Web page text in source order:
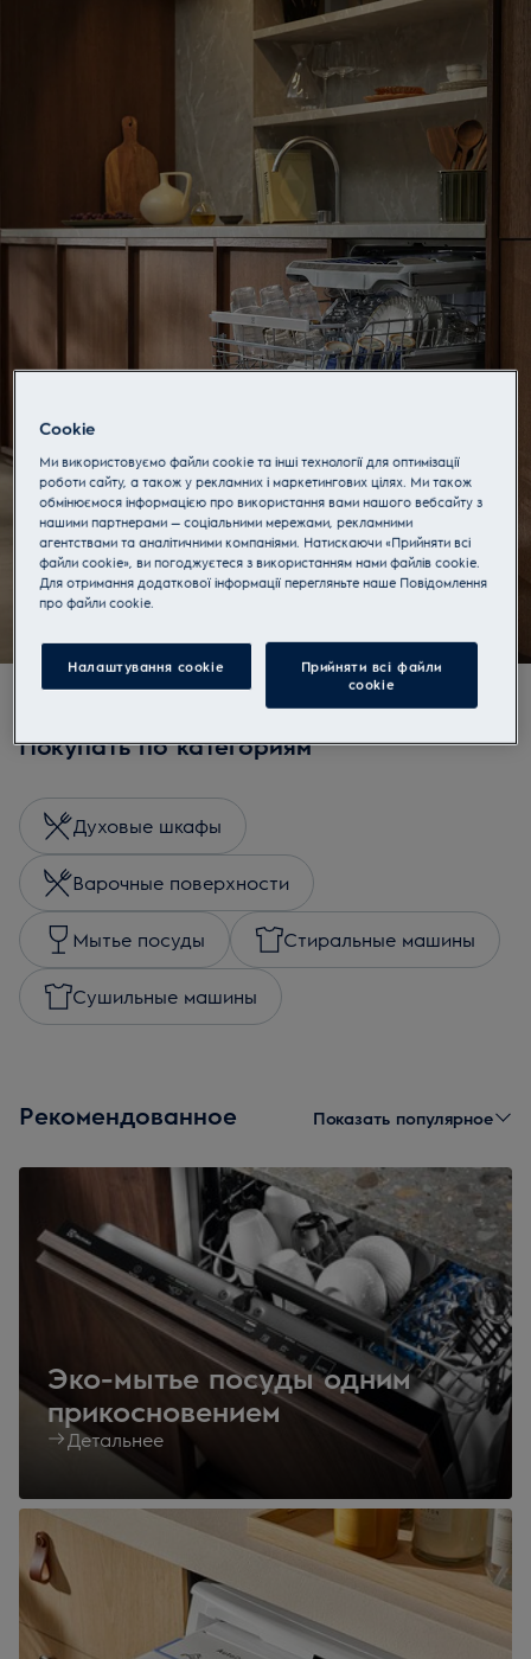
Наконец-то.
Новая линейка
посудомоек
Узнать больше
Покупать по категориям
Духовые шкафы
Варочные поверхности
Мытье посуды Стиральные машины
Сушильные машины
Рекомендованное Показать популярное
Эко-мытье посуды одним
прикосновением
Детальнее
Cookie
Ми використовуємо файли cookie та інші технології для оптимізації
роботи сайту, а також у рекламних і маркетингових цілях. Ми також
обмінюємося інформацією про використання вами нашого вебсайту з
нашими партнерами — соціальними мережами, рекламними
агентствами та аналітичними компаніями. Натискаючи «Прийняти всі
файли cookie», ви погоджуєтеся з використанням нами файлів cookie.
Для отримання додаткової інформації перегляньте наше Пoвідомлення
прo файли cookie.
Налаштування cookie
Прийняти всі файли
сookie